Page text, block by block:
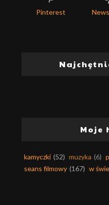
Pinterest
Moje
kamyczki (52) muzyka (6)
seans filmowy (167) w